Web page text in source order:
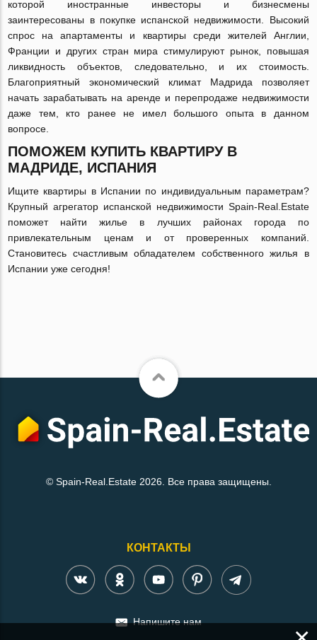
которой иностранные инвесторы и бизнесмены
заинтересованы в покупке испанской недвижимости. Высокий
спрос на апартаменты и квартиры среди жителей Англии,
Франции и других стран мира стимулируют рынок, повышая
ликвидность объектов, следовательно, и их стоимость.
Благоприятный экономический климат Мадрида позволяет
начать зарабатывать на аренде и перепродаже недвижимости
даже тем, кто ранее не имел большого опыта в данном
вопросе.
ПОМОЖЕМ КУПИТЬ КВАРТИРУ В
МАДРИДЕ, ИСПАНИЯ
Ищите квартиры в Испании по индивидуальным параметрам?
Крупный агрегатор испанской недвижимости Spain-Real.Estate
поможет найти жилье в лучших районах города по
привлекательным ценам и от проверенных компаний.
Становитесь счастливым обладателем собственного жилья в
Испании уже сегодня!
© Spain-Real.Estate 2026. Все права защищены.
КОНТАКТЫ
Напишите нам